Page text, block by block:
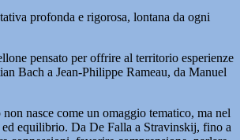
profonda e rigorosa, lontana da ogni
pensato per offrire al territorio esperienze
Bach a Jean-Philippe Rameau, da Manuel
nasce come un omaggio tematico, ma nel
equilibrio. Da De Falla a Stravinskij, fino a